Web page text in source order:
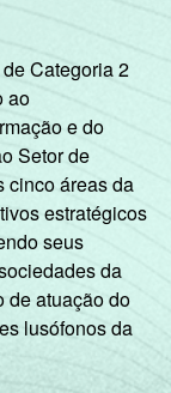
4
24 76
15 85
Categoria 2
ao
e do
Setor de
cinco áreas da
estratégicos
seus
da
de atuação do
lusófonos da